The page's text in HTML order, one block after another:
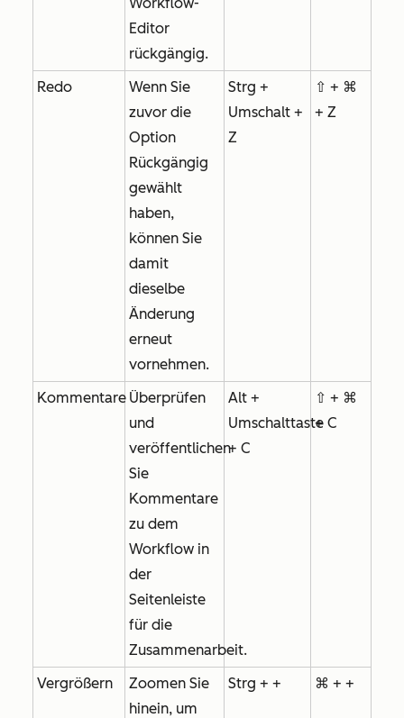
Editor
rückgängig.
Redo
Wenn Sie
zuvor die
Option
Rückgängig
gewählt
haben,
können Sie
damit
dieselbe
Änderung
erneut
vornehmen.
Strg +
Umschalt +
Z
⇧ + ⌘
+ Z
Kommentare Überprüfen
und
veröffentlichen
Sie
Kommentare
zu dem
Workflow in
der
Seitenleiste
für die
Zusammenarbeit.
Alt +
Umschalttaste
+ C
⇧ + ⌘
+ C
Vergrößern
Zoomen Sie
hinein, um
Strg + + ⌘ + +